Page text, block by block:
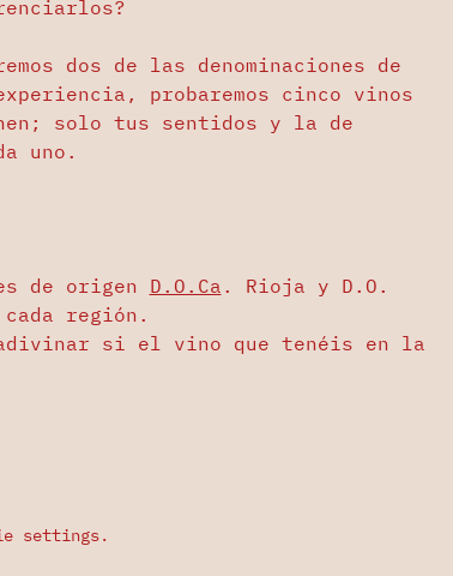
dos de las denominaciones de
probaremos cinco vinos
solo tus sentidos y la de
uno.
de origen D.O.Ca . Rioja y D.O.
región.
si el vino que tenéis en la
settings.